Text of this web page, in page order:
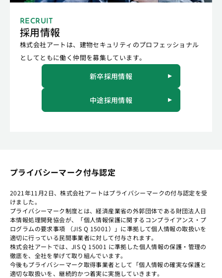
RECRUIT
採用情報
株式会社アートは、建物セキュリティのプロフェッショナル
としてともに働く仲間を募集しています。
新卒採用情報
中途採用情報
プライバシーマーク付与認定
2021年11月2日、株式会社アートはプライバシーマークの付与認定を受
けました。
プライバシーマーク制度とは、経済産業省の外郭団体である財団法人日
本情報処理開発協会が、「個人情報保護に関するコンプライアンス・プ
ログラムの要求事項 （JIS Q 15001）」に準拠して個人情報の取扱いを
適切に行っている民間事業者に対して付与されます。
株式会社アートでは、JIS Q 15001 に準拠した個人情報の保護・管理の
徹底を、全社を挙げて取り組んでいます。
今後もプライバシーマーク取得事業者として「個人情報の確実な保護と
適切な取扱いを、継続的かつ着実に実施していきます。